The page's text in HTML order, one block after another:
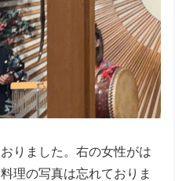
りました。右の女性がは
理の写真は忘れておりま